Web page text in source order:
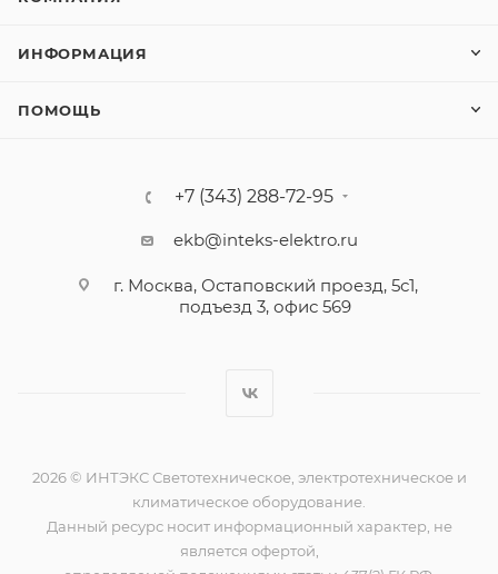
ИНФОРМАЦИЯ
ПОМОЩЬ
+7 (343) 288-72-95
ekb@inteks-elektro.ru
г. Москва, Остаповский проезд, 5с1,
подъезд 3, офис 569
2026 © ИНТЭКС Светотехническое, электротехническое и
климатическое оборудование.
Данный ресурс носит информационный характер, не
является офертой,